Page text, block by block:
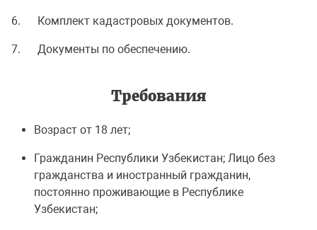
6. Комплект кадастровых документов.
7. Документы по обеспечению.
Требования
Возраст от 18 лет;
Гражданин Республики Узбекистан; Лицо без
гражданства и иностранный гражданин,
постоянно проживающие в Республике
Узбекистан;